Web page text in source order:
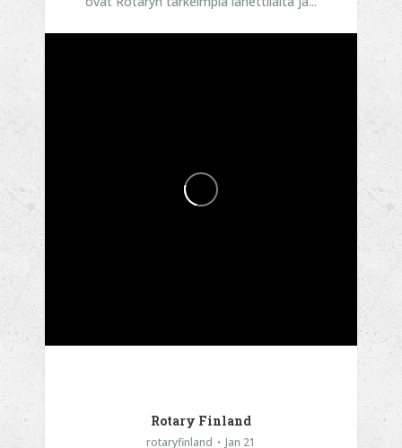
Rotary Finland
rotaryfinland Jan 21